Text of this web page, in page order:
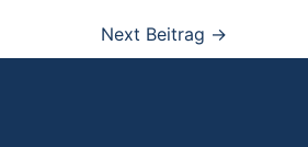
Next Beitrag →